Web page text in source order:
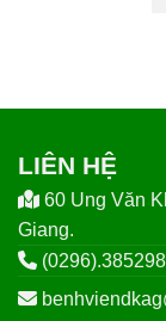
LIÊN HỆ
60 Ung Văn
Giang.